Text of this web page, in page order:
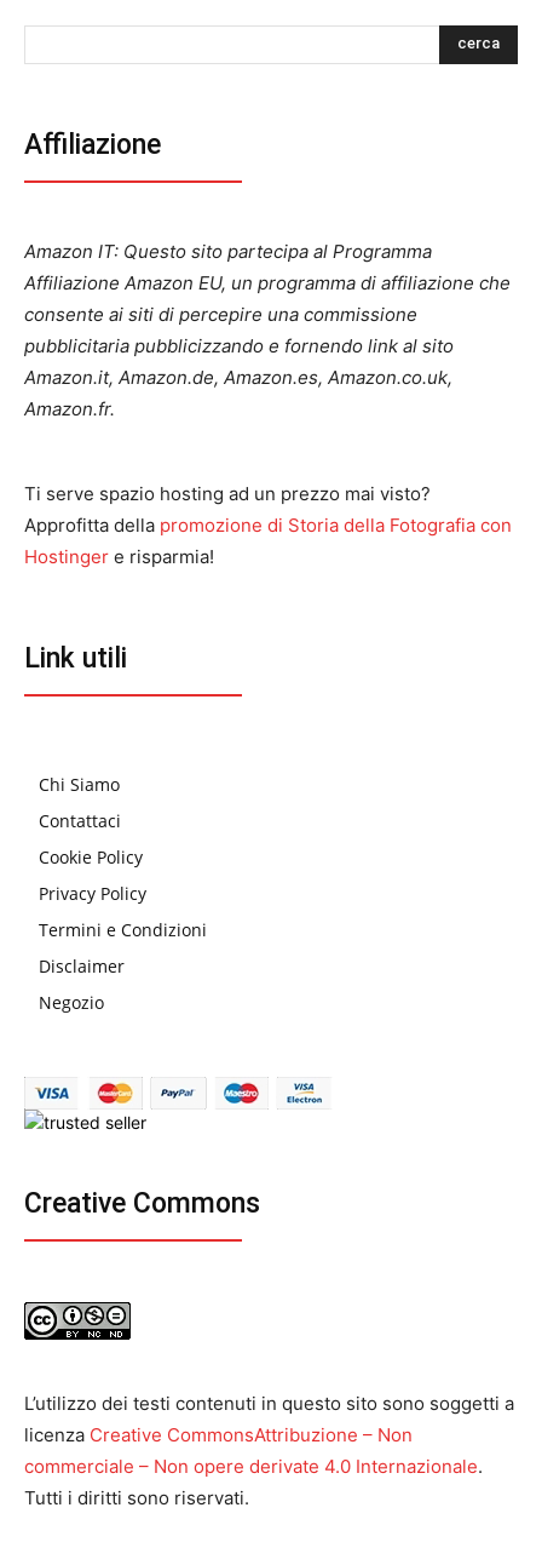
cerca
Affiliazione
Amazon IT: Questo sito partecipa al Programma
Affiliazione Amazon EU, un programma di affiliazione che
consente ai siti di percepire una commissione
pubblicitaria pubblicizzando e fornendo link al sito
Amazon.it, Amazon.de, Amazon.es, Amazon.co.uk,
Amazon.fr.
Ti serve spazio hosting ad un prezzo mai visto?
Approfitta della promozione di Storia della Fotografia con
Hostinger e risparmia!
Link utili
Chi Siamo
Contattaci
Cookie Policy
Privacy Policy
Termini e Condizioni
Disclaimer
Negozio
Creative Commons
L’utilizzo dei testi contenuti in questo sito sono soggetti a
licenza Creative CommonsAttribuzione – Non
commerciale – Non opere derivate 4.0 Internazionale.
Tutti i diritti sono riservati.